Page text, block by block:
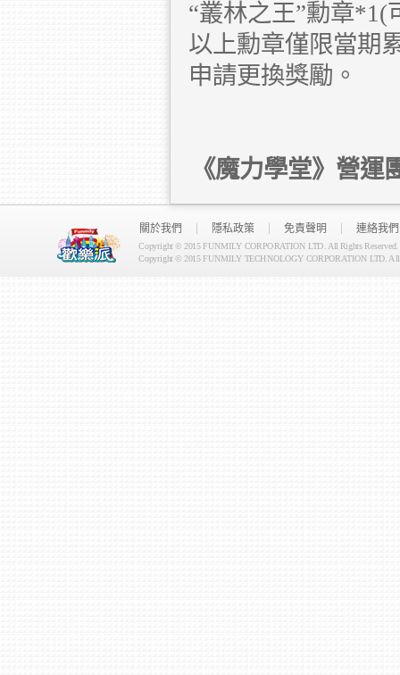
“叢林之王”勳章
以上勳章僅限當期
申請更換獎勵。
《魔力學堂》營運
關於我們 隱私政策 免責聲明 連絡我們
Copyright © 2015 FUNMILY CORPORATION LTD. All Rights Reserved.
Copyright © 2015 FUNMILY TECHNOLOGY CORPORATION LTD. All